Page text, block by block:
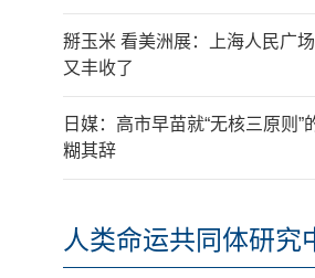
掰玉米 看美洲展：上海人民广
又丰收了
日媒：高市早苗就“无核三原则”
糊其辞
人类命运共同体研究